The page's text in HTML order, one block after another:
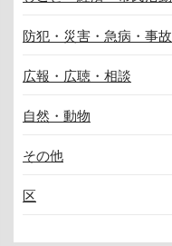
防犯・災害・急病・事故
広報・広聴・相談
自然・動物
その他
区